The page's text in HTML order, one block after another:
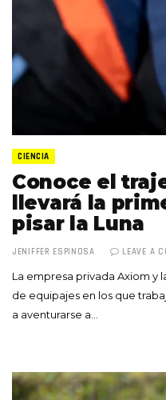
CIENCIA
Conoce el
llevará la
pisar la Luna
JENIFFER ESPINOSA LEAVE A
La empresa privada Axiom y
de equipajes en los que
a aventurarse a…